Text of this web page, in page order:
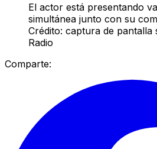
El actor está presentando
simultánea junto con su
Crédito: captura de pantalla
Radio
Comparte: